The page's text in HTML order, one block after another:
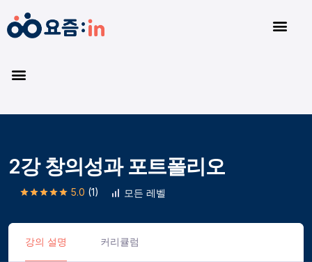
2강 창의성과 포트폴리오
5.0 (1) 모든 레벨
강의 설명 커리큘럼